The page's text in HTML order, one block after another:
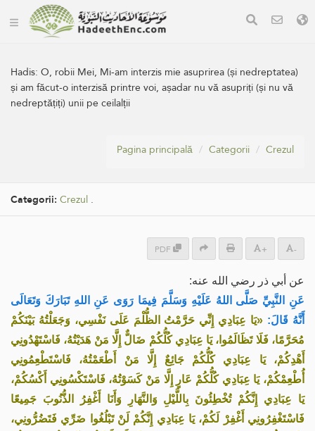
Hadis:O, robii Mei, Mi-am interzis mie asuprirea (și nedreptatea)
și am făcut-o interzisă printre voi, așadar nu vă asupriți (și nu vă
nedreptățiți) unii pe ceilalții
Pagina principală Categorii Crezul
Categorii: Crezul .
PDF + -
عن أبي ذر رضي الله عنه:
عَنِ النَّبِيِّ صَلَّى اللهُ عَلَيْهِ وَسَلَّمَ فِيمَا رَوَى عَنِ اللهِ تَبَارَكَ وَتَعَالَى
أَنَّهُ قَالَ: «يَا عِبَادِي إِنِّي حَرَّمْتُ الظُّلْمَ عَلَى نَفْسِي، وَجَعَلْتُهُ بَيْنَكُمْ
مُحَرَّمًا، فَلَا تَظَالَمُوا، يَا عِبَادِي كُلُّكُمْ ضَالٌّ إِلَّا مَنْ هَدَيْتُهُ، فَاسْتَهْدُونِي
أَهْدِكُمْ، يَا عِبَادِي كُلُّكُمْ جَائِعٌ إِلَّا مَنْ أَطْعَمْتُهُ، فَاسْتَطْعِمُونِي
أُطْعِمْكُمْ، يَا عِبَادِي كُلُّكُمْ عَارٍ إِلَّا مَنْ كَسَوْتُهُ، فَاسْتَكْسُونِي أَكْسُكُمْ،
يَا عِبَادِي إِنَّكُمْ تُخْطِئُونَ بِاللَّيْلِ وَالنَّهَارِ وَأَنَا أَغْفِرُ الذُّنُوبَ جَمِيعًا
فَاسْتَغْفِرُونِي أَغْفِرْ لَكُمْ، يَا عِبَادِي إِنَّكُمْ لَنْ تَبْلُغُوا ضَرِّي فَتَضُرُّونِي،